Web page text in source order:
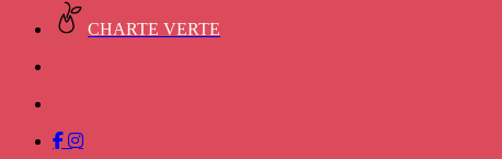
CHARTE VERTE
facebook
instagram